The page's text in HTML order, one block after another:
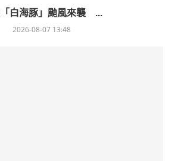
「白海豚」颱風來襲 ...
2026-08-07 13:48